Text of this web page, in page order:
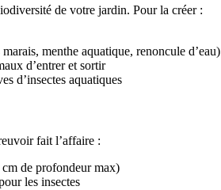
de votre jardin. Pour la créer :
menthe aquatique, renoncule d’eau)
d’entrer et sortir
d’insectes aquatiques
fait l’affaire :
de profondeur max)
les insectes